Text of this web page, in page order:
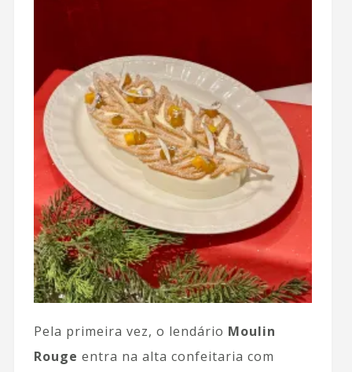
Pela primeira vez, o lendário Moulin
Rouge entra na alta confeitaria com